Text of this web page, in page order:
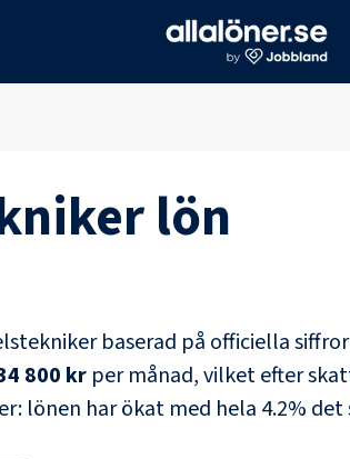
lön
baserad på officiella
800 kr per månad, vilket efter
lönen har ökat med hela 4.2% det